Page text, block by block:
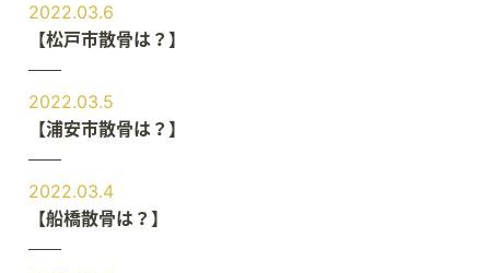
2022.03.6
【松戸市散骨は？】
2022.03.5
【浦安市散骨は？】
2022.03.4
【船橋散骨は？】